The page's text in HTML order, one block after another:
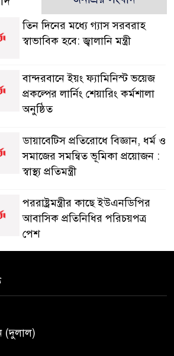
তিন দিনের মধ্যে গ্যাস সরবরাহ
স্বাভাবিক হবে: জ্বালানি মন্ত্রী
বান্দরবানে ইয়ং ফ্যামিনিস্ট ভয়েজ
প্রকল্পের লার্নিং শেয়ারিং কর্মশালা
অনুষ্ঠিত
ডায়াবেটিস প্রতিরোধে বিজ্ঞান, ধর্ম ও
সমাজের সমন্বিত ভূমিকা প্রয়োজন :
স্বাস্থ্য প্রতিমন্ত্রী
পররাষ্ট্রমন্ত্রীর কা‌ছে ইউএনডিপির
আবাসিক প্রতিনিধির পরিচয়পত্র
পেশ
ঝড়বৃষ্টির পূর্বাভাস
(দুলাল)